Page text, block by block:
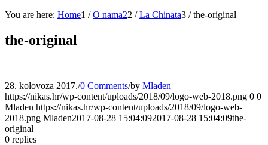
You are here: Home1 / O nama22 / La Chinata3 / the-original
the-original
28. kolovoza 2017./0 Comments/by Mladen
https://nikas.hr/wp-content/uploads/2018/09/logo-web-2018.png 0 0
Mladen https://nikas.hr/wp-content/uploads/2018/09/logo-web-
2018.png Mladen2017-08-28 15:04:092017-08-28 15:04:09the-
original
0 replies